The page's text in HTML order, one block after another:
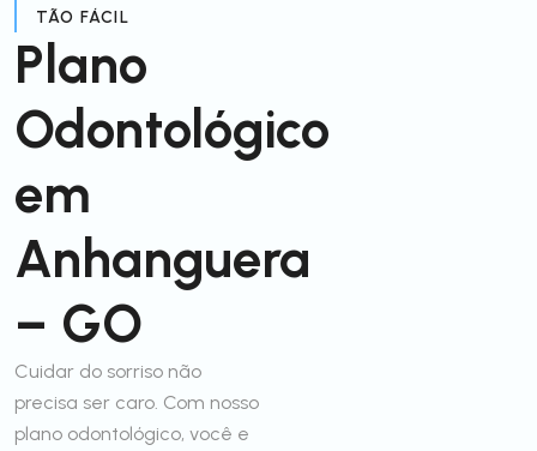
TÃO FÁCIL
Plano
Odontológico
em
Anhanguera
– GO
Cuidar do sorriso não
precisa ser caro. Com nosso
plano odontológico, você e